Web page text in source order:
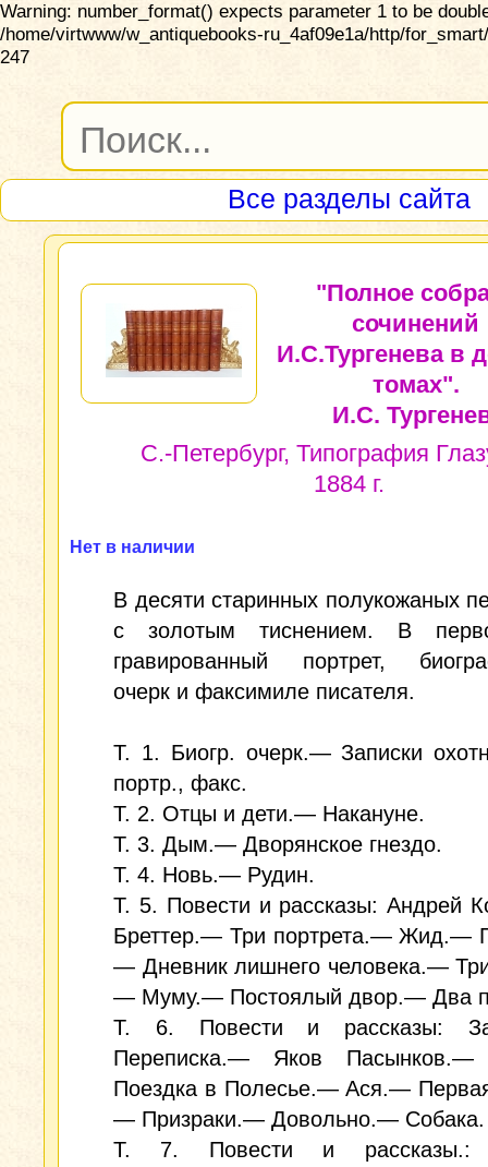
Warning: number_format() expects parameter 1 to be
/home/virtwww/w_antiquebooks-ru_4af09e1a/http/
247
Все разделы сайта
"Полное
сочинений
И.С.Тургенева в
томах".
И.С.
С.-Петербург, Типография
1884 г.
Нет в наличии
В десяти старинных полукожаных
с золотым тиснением. В
гравированный портрет,
очерк и факсимиле писателя.
Т. 1. Биогр. очерк.— Записки
портр., факс.
Т. 2. Отцы и дети.— Накануне.
Т. 3. Дым.— Дворянское гнездо.
Т. 4. Новь.— Рудин.
Т. 5. Повести и рассказы: Андрей
Бреттер.— Три портрета.— Жид.—
— Дневник лишнего человека.—
— Муму.— Постоялый двор.— Два
Т. 6. Повести и рассказы:
Переписка.— Яков Пасынков.—
Поездка в Полесье.— Ася.—
— Призраки.— Довольно.— Собака.
Т. 7. Повести и рассказы.: